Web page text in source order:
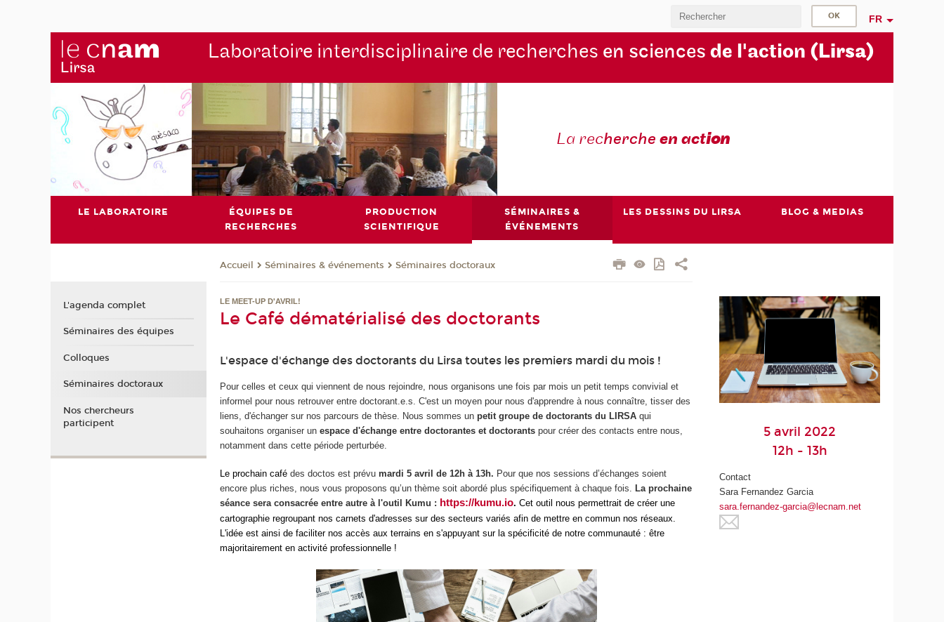
FR
Laboratoire interdisciplinaire de recherches en sciences de l'action (Lirsa)
La recherche en action
LE LABORATOIRE
ÉQUIPES DE
RECHERCHES
PRODUCTION
SCIENTIFIQUE
SÉMINAIRES &
ÉVÉNEMENTS
LES DESSINS DU LIRSA BLOG & MEDIAS
Accueil Séminaires & événements Séminaires doctoraux
LE MEET-UP D'AVRIL!
Le Café dématérialisé des doctorants
L'espace d'échange des doctorants du Lirsa toutes les premiers mardi du mois !
Pour celles et ceux qui viennent de nous rejoindre, nous organisons une fois par mois un petit temps convivial et
informel pour nous retrouver entre doctorant.e.s. C'est un moyen pour nous d'apprendre à nous connaître, tisser des
liens, d'échanger sur nos parcours de thèse. Nous sommes unpetit groupe de doctorants du LIRSA qui
souhaitons organiser unespace d'échange entre doctorantes et doctorants pour créer des contacts entre nous,
notamment dans cette période perturbée.
Le prochain cafédes doctosest prévumardi 5 avril de 12h à 13h. Pour que nos sessions d’échanges soient
encore plus riches, nous vous proposons qu’un thème soit abordé plus spécifiquement à chaque fois. La prochaine
séance sera consacrée entre autre à l'outil Kumu : https://kumu.io. Cet outil nous permettrait de créer une
cartographie regroupant nos carnets d'adresses sur des secteurs variés afin de mettre en commun nos réseaux.
L'idée est ainsi de faciliter nos accès aux terrains en s'appuyant sur la spécificité de notre communauté : être
majoritairement en activité professionnelle !
5 avril 2022
12h - 13h
Contact
Sara Fernandez Garcia
sara.fernandez-garcia@lecnam.net
L'agenda complet
Séminaires des équipes
Colloques
Séminaires doctoraux
Nos chercheurs
participent